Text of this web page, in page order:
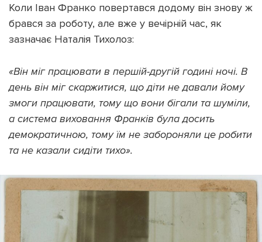
Коли Іван Франко повертався додому він знову ж
брався за роботу, але вже у вечірній час, як
зазначає Наталія Тихолоз:
«Він міг працювати в першій-другій годині ночі. В
день він міг скаржитися, що діти не давали йому
змоги працювати, тому що вони бігали та шуміли,
а система виховання Франків була досить
демократичною, тому їм не забороняли це робити
та не казали сидіти тихо».